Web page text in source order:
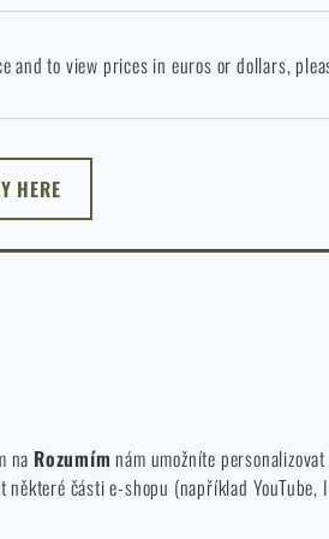
stránka neexistuje. Můžete tedy zůstat
si vyberete?
and to view prices in euros or dollars,
HERE
na Rozumím nám umožníte
části e-shopu (například
náš web. Pomáhají nám lépe
aby byla co nejvíce efektivní a náš